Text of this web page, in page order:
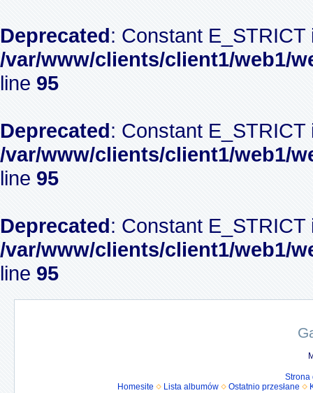
Deprecated: Constant
/var/www/clients/client1/web1/
line 95
Deprecated: Constant
/var/www/clients/client1/web1/
line 95
Deprecated: Constant
/var/www/clients/client1/web1/
line 95
Strona
Homesite
Lista albumów Ostatnio przesłane